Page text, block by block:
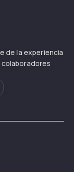
de la experiencia